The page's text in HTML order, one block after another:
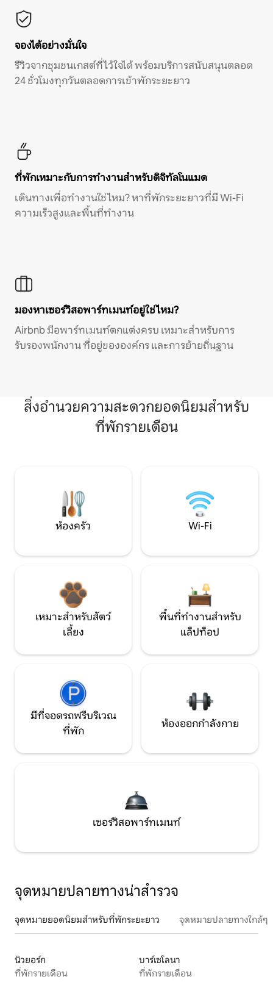
จองได้อย่างมั่นใจ
รีวิวจากชุมชนเกสต์ที่ไว้ใจได้ พร้อมบริการสนับสนุนตลอด
24 ชั่วโมงทุกวันตลอดการเข้าพักระยะยาว
ที่พักเหมาะกับการทำงานสำหรับดิจิทัลโนแมด
เดินทางเพื่อทำงานใช่ไหม? หาที่พักระยะยาวที่มี Wi-Fi
ความเร็วสูงและพื้นที่ทำงาน
มองหาเซอร์วิสอพาร์ทเมนท์อยู่ใช่ไหม?
Airbnb มีอพาร์ทเมนท์ตกแต่งครบ เหมาะสำหรับการ
รับรองพนักงาน ที่อยู่ขององค์กร และการย้ายถิ่นฐาน
สิ่งอำนวยความสะดวกยอดนิยมสำหรับ
ที่พักรายเดือน
ห้องครัว Wi-Fi
เหมาะสำหรับสัตว์
เลี้ยง
พื้นที่ทำงานสำหรับ
แล็ปท็อป
มีที่จอดรถฟรีบริเวณ
ที่พัก
ห้องออกกำลังกาย
เซอร์วิสอพาร์ทเมนท์
จุดหมายปลายทางน่าสำรวจ
จุดหมายยอดนิยมสำหรับที่พักระยะยาว จุดหมายปลายทางใกล้ๆ
นิวยอร์ก
ที่พักรายเดือน
บาร์เซโลนา
ที่พักรายเดือน